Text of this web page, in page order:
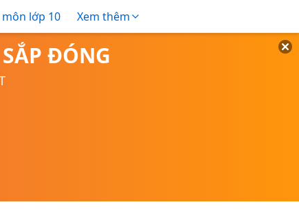
lớp 10 Xem thêm
ĐÓNG